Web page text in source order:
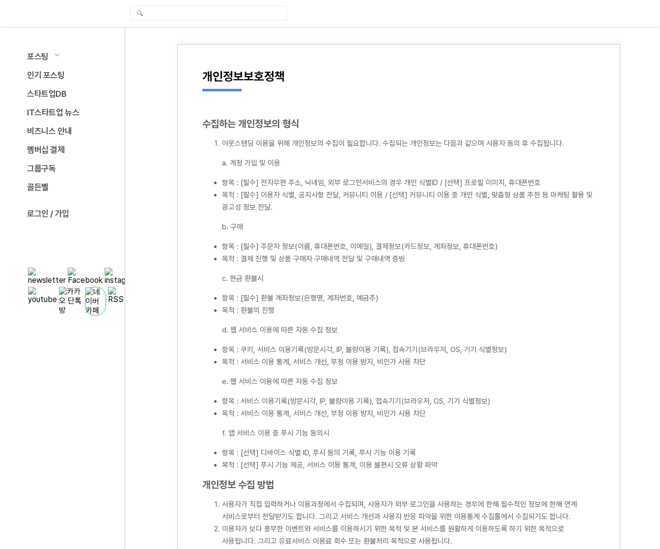
포스팅
인기 포스팅
스타트업DB
IT스타트업 뉴스
비즈니스 안내
멤버십 결제
그룹구독
골든벨
로그인 / 가입
개인정보보호정책
수집하는 개인정보의 형식
아웃스탠딩 이용을 위해 개인정보의 수집이 필요합니다. 수집되는 개인정보는 다음과 같으며 사용자 동의 후 수집됩니다.
a. 계정 가입 및 이용
항목 : [필수] 전자우편 주소, 닉네임, 외부 로그인서비스의 경우 개인 식별ID / [선택] 프로필 이미지, 휴대폰번호
목적 : [필수] 이용자 식별, 공지사항 전달, 커뮤니티 이용 / [선택] 커뮤니티 이용 중 개인 식별, 맞춤형 상품 추천 등 마케팅 활용 및
광고성 정보 전달.
b. 구매
항목 : [필수] 주문자 정보(이름, 휴대폰번호, 이메일), 결제정보(카드정보, 계좌정보, 휴대폰번호)
목적 : 결제 진행 및 상품 구매자 구매내역 전달 및 구매내역 증빙
c. 현금 환불시
항목 : [필수] 환불 계좌정보(은행명, 계좌번호, 예금주)
목적 : 환불의 진행
d. 웹 서비스 이용에 따른 자동 수집 정보
항목 : 쿠키, 서비스 이용기록(방문시각, IP, 불량이용 기록), 접속기기(브라우저, OS, 기기 식별정보)
목적 : 서비스 이용 통계, 서비스 개선, 부정 이용 방지, 비인가 사용 차단
e. 웹 서비스 이용에 따른 자동 수집 정보
항목 : 서비스 이용기록(방문시각, IP, 불량이용 기록), 접속기기(브라우저, OS, 기기 식별정보)
목적 : 서비스 이용 통계, 서비스 개선, 부정 이용 방지, 비인가 사용 차단
f. 앱 서비스 이용 중 푸시 기능 동의시
항목 : [선택] 디바이스 식별 ID, 푸시 동의 기록, 푸시 기능 이용 기록
목적 : [선택] 푸시 기능 제공, 서비스 이용 통계, 이용 불편시 오류 상황 파악
개인정보 수집 방법
사용자가 직접 입력하거나 이용과정에서 수집되며, 사용자가 외부 로그인을 사용하는 경우에 한해 필수적인 정보에 한해 연계
서비스로부터 전달받기도 합니다. 그리고 서비스 개선과 사용자 반응 파악을 위한 이용통계 수집툴에서 수집되기도 합니다.
이용자가 보다 풍부한 이벤트와 서비스를 이용하시기 위한 목적 및 본 서비스를 원활하게 이용하도록 하기 위한 목적으로
사용됩니다. 그리고 유료서비스 이용료 회수 또는 환불처리 목적으로 사용됩니다.